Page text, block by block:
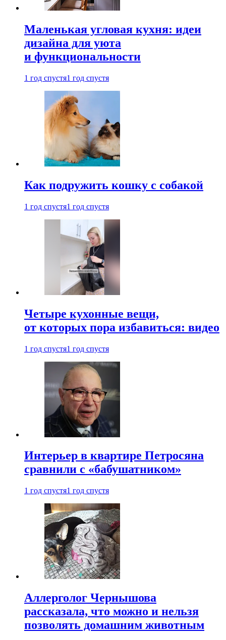
Маленькая угловая кухня: идеи
дизайна для уюта
и функциональности
1 год спустя1 год спустя
Как подружить кошку с собакой
1 год спустя1 год спустя
Четыре кухонные вещи,
от которых пора избавиться: видео
1 год спустя1 год спустя
Интерьер в квартире Петросяна
сравнили с «бабушатником»
1 год спустя1 год спустя
Аллерголог Чернышова
рассказала, что можно и нельзя
позволять домашним животным